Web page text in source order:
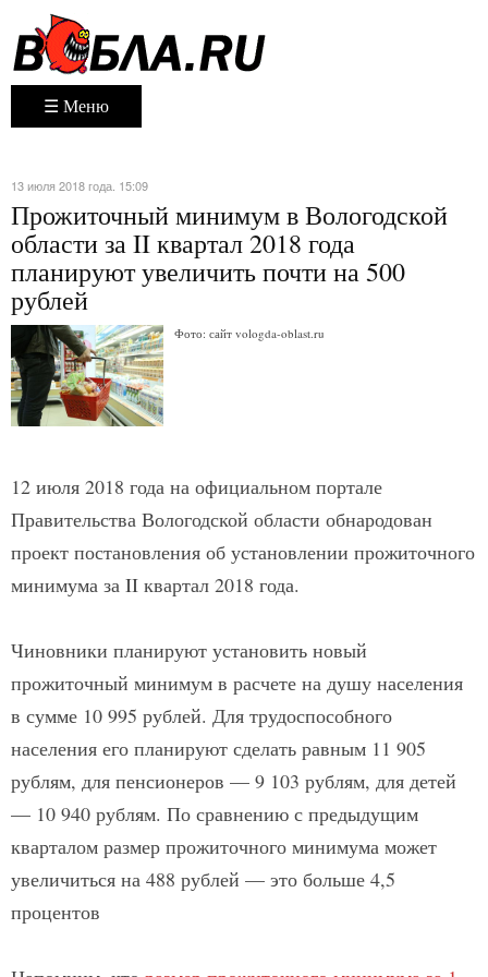
☰ Меню
13 июля 2018 года. 15:09
Прожиточный минимум в Вологодской
области за II квартал 2018 года
планируют увеличить почти на 500
рублей
Фото: сайт vologda-oblast.ru
12 июля 2018 года на официальном портале
Правительства Вологодской области обнародован
проект постановления об установлении прожиточного
минимума за II квартал 2018 года.
Чиновники планируют установить новый
прожиточный минимум в расчете на душу населения
в сумме 10 995 рублей. Для трудоспособного
населения его планируют сделать равным 11 905
рублям, для пенсионеров — 9 103 рублям, для детей
— 10 940 рублям. По сравнению с предыдущим
кварталом размер прожиточного минимума может
увеличиться на 488 рублей — это больше 4,5
процентов